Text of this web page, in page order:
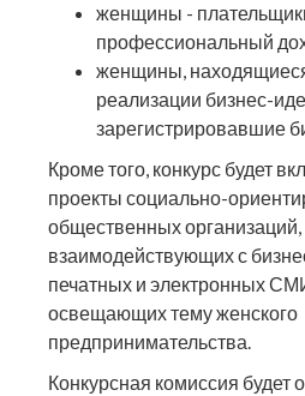
женщины -
профессиональный
женщины,
реализации бизнес-
зарегистрировавшие
Кроме того, конкурс будет
проекты социально-
общественных организаций,
взаимодействующих с
печатных и электронных
освещающих тему женского
предпринимательства.
Конкурсная комиссия будет